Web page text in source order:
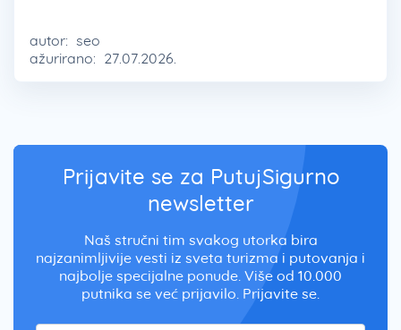
autor: seo
ažurirano: 27.07.2026.
Prijavite se za PutujSigurno
newsletter
Naš stručni tim svakog utorka bira
najzanimljivije vesti iz sveta turizma i putovanja i
najbolje specijalne ponude. Više od 10.000
putnika se već prijavilo. Prijavite se.